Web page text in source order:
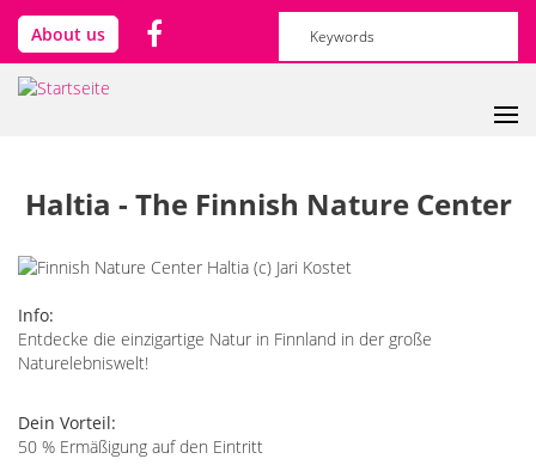
Direkt zum Inhalt
Suchformular
About us
Haltia - The Finnish Nature Center
Info:
Entdecke die einzigartige Natur in Finnland in der große
Naturelebniswelt!
Dein Vorteil:
50 % Ermäßigung auf den Eintritt